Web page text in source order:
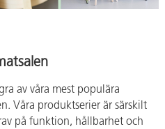
av våra mest populära
Våra produktserier är särskilt
på funktion, hållbarhet och